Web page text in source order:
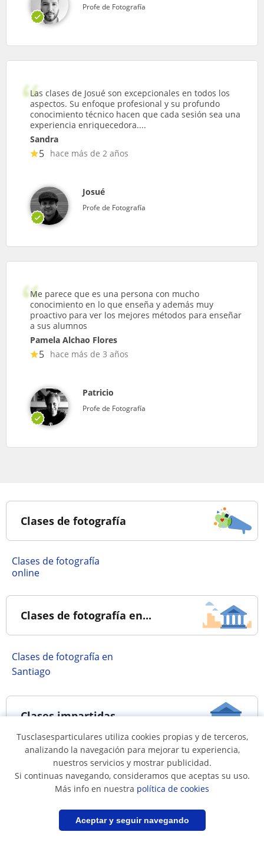
Guardar búsqueda
Profe de Fotografía
Las clases de Josué son excepcionales en todos los
aspectos. Su enfoque profesional y su profundo
conocimiento técnico hacen que cada sesión sea una
experiencia enriquecedora....
Sandra
5 hace más de 2 años
Josué
Profe de Fotografía
Me parece que es una persona con mucho
conocimiento en lo que enseña y además muy
proactivo para ver los mejores métodos para enseñar
a sus alumnos
Pamela Alchao Flores
5 hace más de 3 años
Patricio
Profe de Fotografía
Clases de fotografía
Clases de fotografía
online
Clases de fotografía en...
Clases de fotografía en
Santiago
Clases impartidas...
a domicilio
online
para empresas
Regiones más buscadas
Tusclasesparticulares utiliza cookies propias y de terceros,
analizando la navegación para mejorar tu experiencia,
nuestros servicios y mostrar publicidad.
Si continuas navegando, consideramos que aceptas su uso.
Más info en nuestra política de cookies
Aceptar y seguir navegando